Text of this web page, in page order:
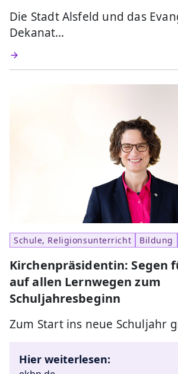
Die Stadt Alsfeld und das
Dekanat…
Schule, Religionsunterricht Bildung
Kirchenpräsidentin: Segen
auf allen Lernwegen zum
Schuljahresbeginn
Zum Start ins neue Schuljahr
Hier weiterlesen: